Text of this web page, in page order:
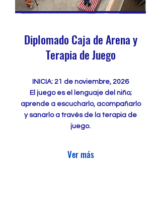
Diplomado Caja de Arena y
Terapia de Juego
INICIA: 21 de noviembre, 2026
El juego es el lenguaje del niño;
aprende a escucharlo, acompañarlo
y sanarlo a través de la terapia de
juego.
Ver más